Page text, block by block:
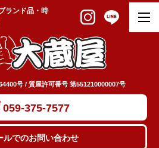
ランド品・時
号 / 質屋許可番号 第551210000007号
059-375-7577
ルでのお問い合わせ